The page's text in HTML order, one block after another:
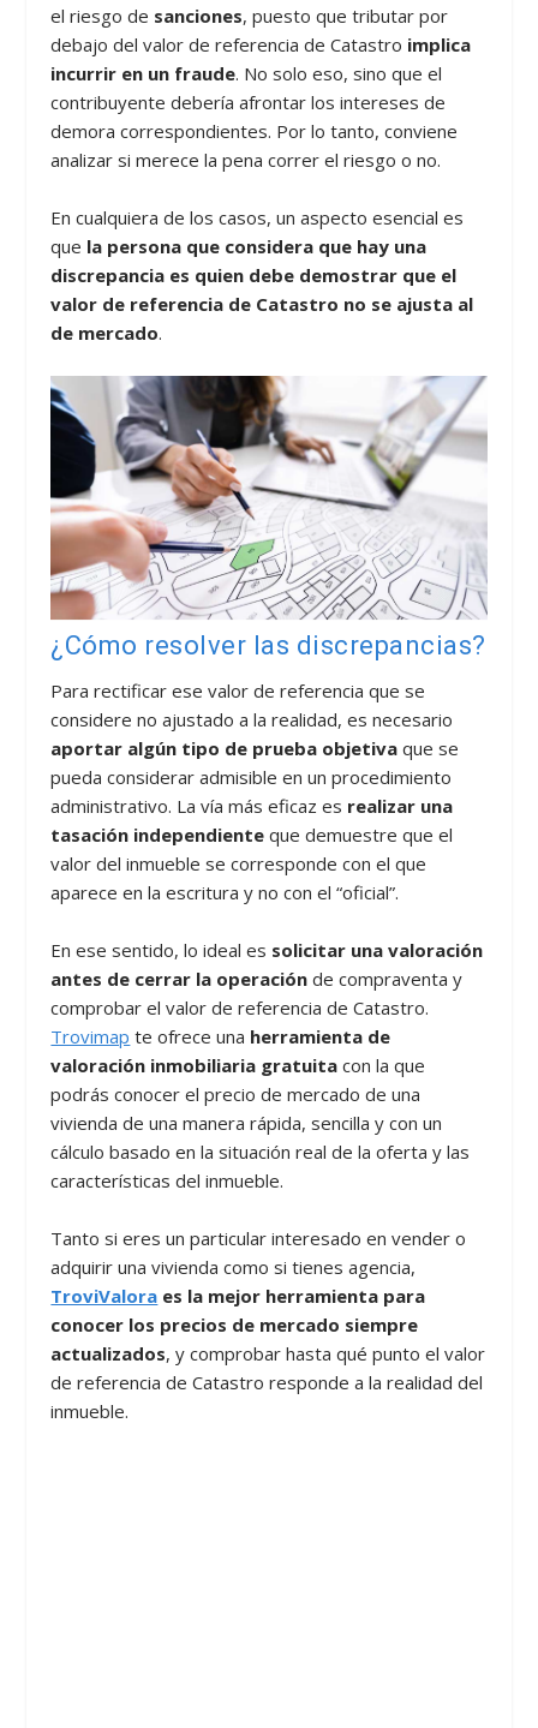
el riesgo de sanciones, puesto que tributar por
debajo del valor de referencia de Catastro implica
incurrir en un fraude. No solo eso, sino que el
contribuyente debería afrontar los intereses de
demora correspondientes. Por lo tanto, conviene
analizar si merece la pena correr el riesgo o no.
En cualquiera de los casos, un aspecto esencial es
que la persona que considera que hay una
discrepancia es quien debe demostrar que el
valor de referencia de Catastro no se ajusta al
de mercado.
¿Cómo resolver las discrepancias?
Para rectificar ese valor de referencia que se
considere no ajustado a la realidad, es necesario
aportar algún tipo de prueba objetiva que se
pueda considerar admisible en un procedimiento
administrativo. La vía más eficaz es realizar una
tasación independiente que demuestre que el
valor del inmueble se corresponde con el que
aparece en la escritura y no con el “oficial”.
En ese sentido, lo ideal es solicitar una valoración
antes de cerrar la operación de compraventa y
comprobar el valor de referencia de Catastro.
Trovimap te ofrece una herramienta de
valoración inmobiliaria gratuita con la que
podrás conocer el precio de mercado de una
vivienda de una manera rápida, sencilla y con un
cálculo basado en la situación real de la oferta y las
características del inmueble.
Tanto si eres un particular interesado en vender o
adquirir una vivienda como si tienes agencia,
TroviValora es la mejor herramienta para
conocer los precios de mercado siempre
actualizados, y comprobar hasta qué punto el valor
de referencia de Catastro responde a la realidad del
inmueble.